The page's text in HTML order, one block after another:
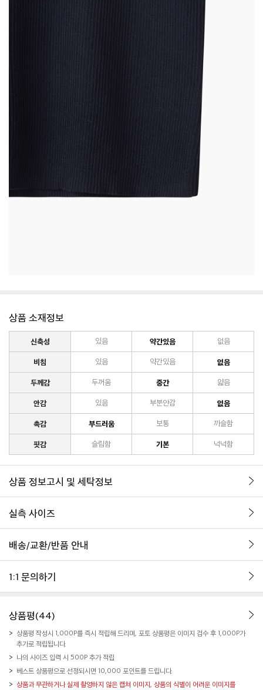
상품 소재정보
신축성 있음 약간있음 없음
비침 있음 약간있음 없음
두께감 두꺼움 중간 얇음
안감 있음 부분안감 없음
촉감 부드러움 보통 까슬함
핏감 슬림함 기본 넉넉함
상품 정보고시 및 세탁정보
실측 사이즈
배송/교환/반품 안내
1:1 문의하기
상품평(44)
상품평 작성시 1,000P를 즉시 적립해 드리며, 포토 상품평은 이미지 검수 후 1,000P가
추가로 적립됩니다.
나의 사이즈 입력 시 500P 추가 적립
베스트 상품평으로 선정되시면 10,000 포인트를 드립니다.
상품과 무관하거나 실제 촬영하지 않은 캡쳐 이미지, 상품의 식별이 어려운 이미지를